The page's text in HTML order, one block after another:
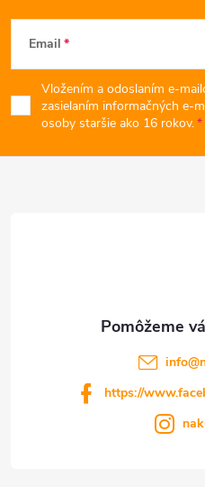
Z
á
p
ä
Email
Vložením a odoslaním e-
zasielaním informačných e-
osoby staršie ako 16 rokov.
info@
https://